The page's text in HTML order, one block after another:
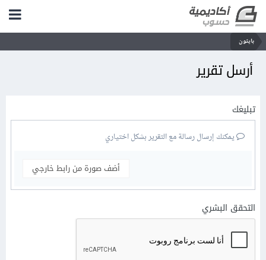
بايثون
أرسل تقرير
تبليغك
يمكنك إرسال رسالة مع التقرير بشكل اختياري
أضف صورة من رابط خارجي
التحقق البشري